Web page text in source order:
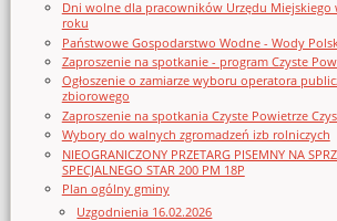
Dni wolne dla pracowników Urzędu Miejskiego
roku
Państwowe Gospodarstwo Wodne - Wody
Zaproszenie na spotkanie - program Czyste
Ogłoszenie o zamiarze wyboru operatora
zbiorowego
Zaproszenie na spotkania Czyste Powietrze
Wybory do walnych zgromadzeń izb rolniczych
NIEOGRANICZONY PRZETARG PISEMNY NA
SPECJALNEGO STAR 200 PM 18P
Plan ogólny gminy
Uzgodnienia 16.02.2026